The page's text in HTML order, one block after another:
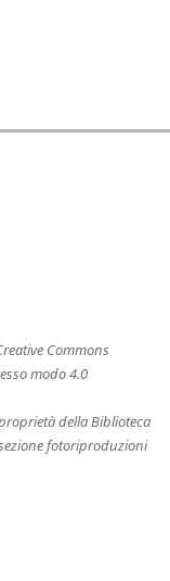
Commons
modo 4.0
della Biblioteca
fotoriproduzioni